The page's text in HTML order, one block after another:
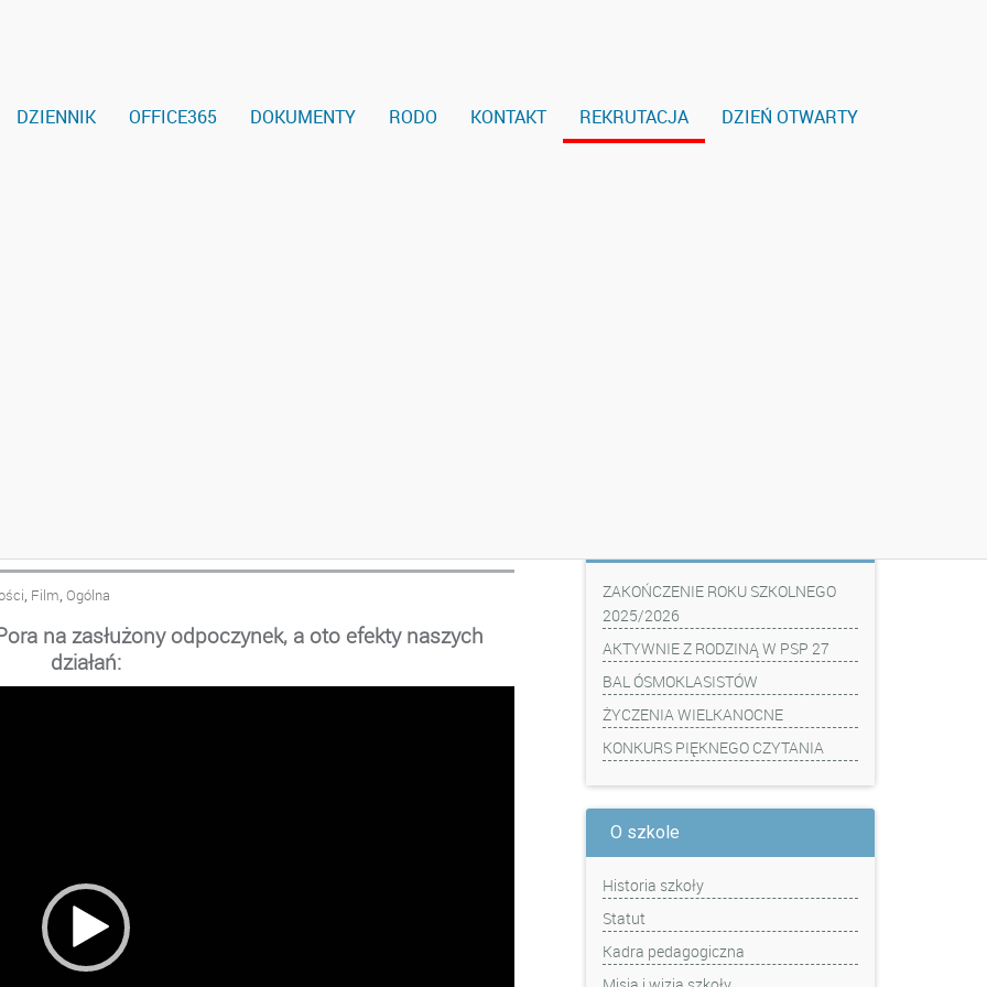
DZIENNIK OFFICE365 DOKUMENTY RODO KONTAKT REKRUTACJA DZIEŃ OTWARTY
, Film, Ogólna
na zasłużony odpoczynek, a oto efekty naszych
działań:
ZAKOŃCZENIE ROKU SZKOLNEGO
2025/2026
AKTYWNIE Z RODZINĄ W PSP 27
BAL ÓSMOKLASISTÓW
ŻYCZENIA WIELKANOCNE
KONKURS PIĘKNEGO CZYTANIA
O szkole
Historia szkoły
Statut
Kadra pedagogiczna